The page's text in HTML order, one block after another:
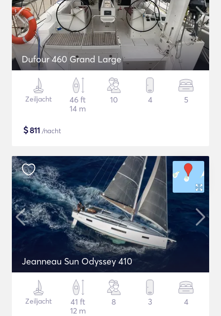
Dufour 460 Grand Large
Zeiljacht
46 ft
14 m
10 4 5
$811 /nacht
Jeanneau Sun Odyssey 410
Zeiljacht
41 ft
12 m
8 3 4